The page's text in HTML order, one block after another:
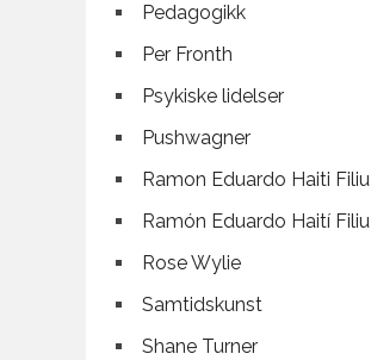
Pedagogikk
Per Fronth
Psykiske lidelser
Pushwagner
Ramon Eduardo Haiti Filiu
Ramón Eduardo Haití Filiu
Rose Wylie
Samtidskunst
Shane Turner